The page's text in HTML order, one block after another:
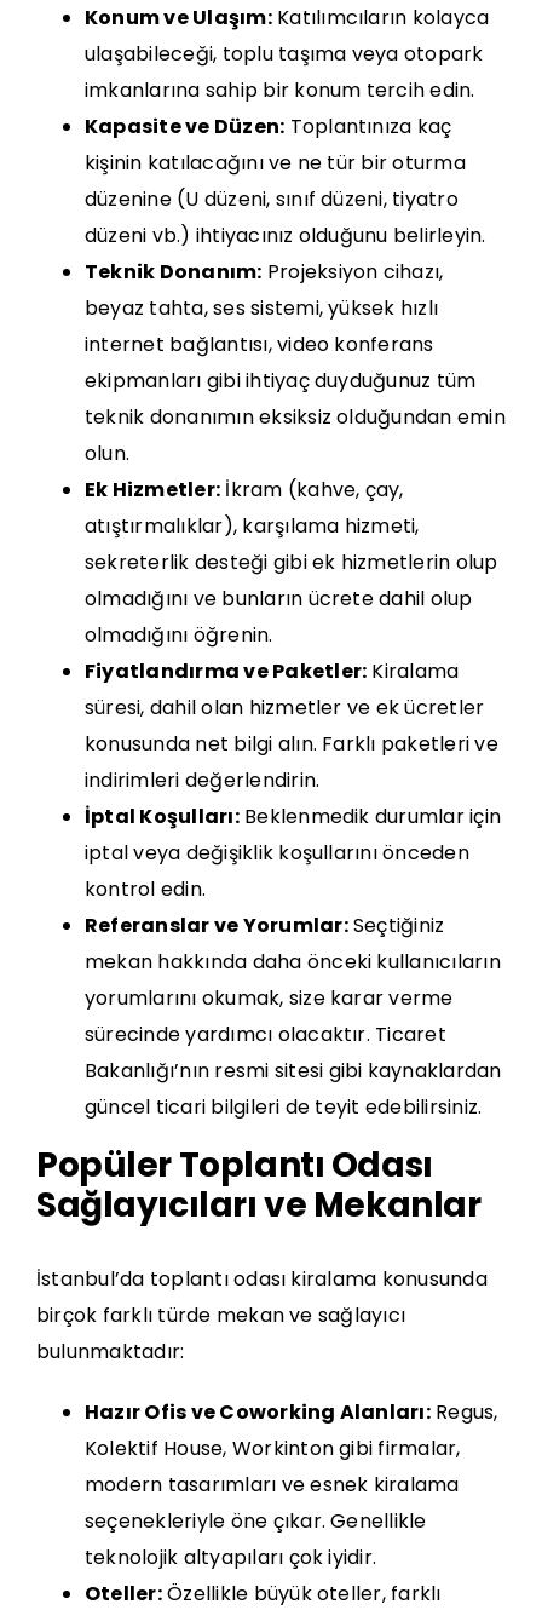
Konum ve Ulaşım:Katılımcıların kolayca
ulaşabileceği, toplu taşıma veya otopark
imkanlarına sahip bir konum tercih edin.
Kapasite ve Düzen: Toplantınıza kaç
kişinin katılacağını ve ne tür bir oturma
düzenine (U düzeni, sınıf düzeni, tiyatro
düzeni vb.) ihtiyacınız olduğunu belirleyin.
Teknik Donanım: Projeksiyon cihazı,
beyaz tahta, ses sistemi, yüksek hızlı
internet bağlantısı, video konferans
ekipmanları gibi ihtiyaç duyduğunuz tüm
teknik donanımın eksiksiz olduğundan emin
olun.
Ek Hizmetler: İkram (kahve, çay,
atıştırmalıklar), karşılama hizmeti,
sekreterlik desteği gibi ek hizmetlerin olup
olmadığını ve bunların ücrete dahil olup
olmadığını öğrenin.
Fiyatlandırma ve Paketler: Kiralama
süresi, dahil olan hizmetler ve ek ücretler
konusunda net bilgi alın. Farklı paketleri ve
indirimleri değerlendirin.
İptal Koşulları:Beklenmedik durumlar için
iptal veya değişiklik koşullarını önceden
kontrol edin.
Referanslar ve Yorumlar:Seçtiğiniz
mekan hakkında daha önceki kullanıcıların
yorumlarını okumak, size karar verme
sürecinde yardımcı olacaktır. Ticaret
Bakanlığı’nın resmi sitesi gibi kaynaklardan
güncel ticari bilgileri de teyit edebilirsiniz.
Popüler Toplantı Odası
Sağlayıcıları ve Mekanlar
İstanbul’da toplantı odası kiralama konusunda
birçok farklı türde mekan ve sağlayıcı
bulunmaktadır:
Hazır Ofis ve Coworking Alanları:Regus,
Kolektif House, Workinton gibi firmalar,
modern tasarımları ve esnek kiralama
seçenekleriyle öne çıkar. Genellikle
teknolojik altyapıları çok iyidir.
Oteller:Özellikle büyük oteller, farklı